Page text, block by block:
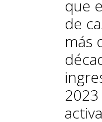
que
de
más